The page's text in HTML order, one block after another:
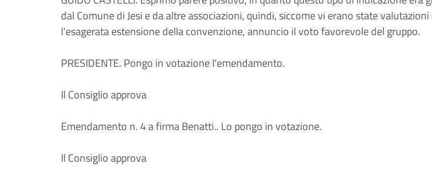
dal Comune di Jesi e da altre associazioni, quindi, siccome vi erano state valutazioni
l'esagerata estensione della convenzione, annuncio il voto favorevole del gruppo.
PRESIDENTE. Pongo in votazione l'emendamento.
Il Consiglio approva
Emendamento n. 4 a firma Benatti.. Lo pongo in votazione.
Il Consiglio approva